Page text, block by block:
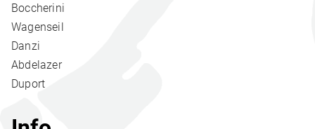
Boccherini
Wagenseil
Danzi
Abdelazer
Duport